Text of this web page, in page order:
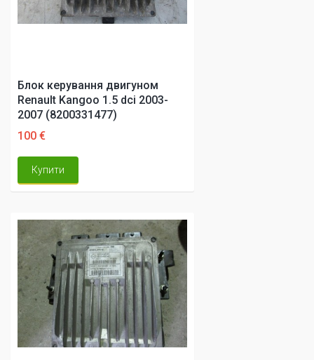
Блок керування двигуном
Renault Kangoo 1.5 dci 2003-
2007 (8200331477)
100 €
Купити